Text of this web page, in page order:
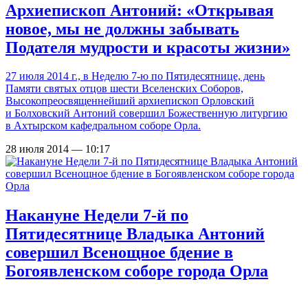
Архиепископ Антоний: «Открывая
новое, мы не должны забывать
Подателя мудрости и красоты жизни»
27 июля 2014 г., в Неделю 7-ю по Пятидесятнице, день
Памяти святых отцов шести Вселенских Соборов,
Высокопреосвященнейший архиепископ Орловский
и Болховский Антоний совершил Божественную литургию
в Ахтырском кафедральном соборе Орла.
28 июля 2014 — 10:17
Накануне Недели 7-й по
Пятидесятнице Владыка Антоний
совершил Всенощное бдение в
Богоявленском соборе города Орла